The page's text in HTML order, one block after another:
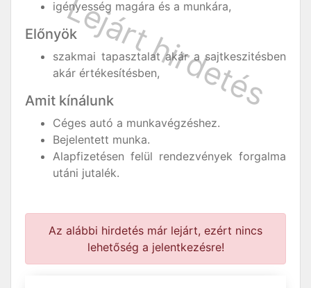
igényesség magára és a munkára,
Előnyök
szakmai tapasztalat akár a sajtkeszitésben
akár értékesítésben,
Amit kínálunk
Céges autó a munkavégzéshez.
Bejelentett munka.
Alapfizetésen felül rendezvények forgalma
utáni jutalék.
Az alábbi hirdetés már lejárt, ezért nincs
lehetőség a jelentkezésre!